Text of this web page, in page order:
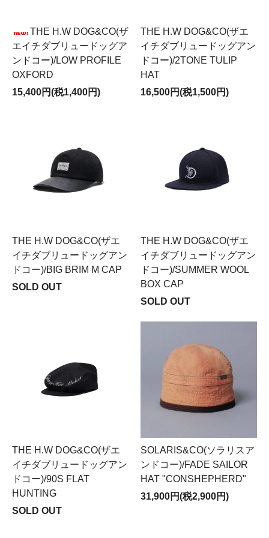
THE H.W DOG&CO(ザ
エイチダブリュードッグア
ンドコー)/LOW PROFILE
OXFORD
15,400円(税1,400円)
THE H.W DOG&CO(ザエ
イチダブリュードッグアン
ドコー)/2TONE TULIP
HAT
16,500円(税1,500円)
THE H.W DOG&CO(ザエ
イチダブリュードッグアン
ドコー)/BIG BRIM M CAP
SOLD OUT
THE H.W DOG&CO(ザエ
イチダブリュードッグアン
ドコー)/SUMMER WOOL
BOX CAP
SOLD OUT
THE H.W DOG&CO(ザエ
イチダブリュードッグアン
ドコー)/90S FLAT
HUNTING
SOLD OUT
SOLARIS&CO(ソラリスア
ンドコー)/FADE SAILOR
HAT "CONSHEPHERD"
31,900円(税2,900円)